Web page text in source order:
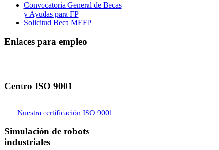
Convocatoria General de Becas
y Ayudas para FP
Solicitud Beca MEFP
Enlaces para empleo
Centro ISO 9001
Nuestra certificación ISO 9001
Simulación de robots
industriales